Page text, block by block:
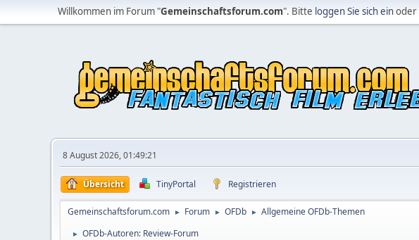
Willkommen im Forum "Gemeinschaftsforum.com". Bitte loggen Sie sich einoder
8 August 2026, 01:49:21
Übersicht TinyPortal Registrieren
Gemeinschaftsforum.com ► Forum ► OFDb ► Allgemeine OFDb-Themen
►
OFDb-Autoren: Review-Forum